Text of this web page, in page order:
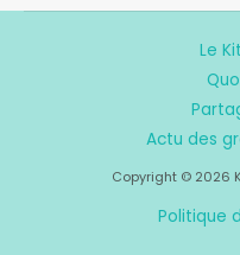
Le
Actu des
Copyright © 2026
Politique